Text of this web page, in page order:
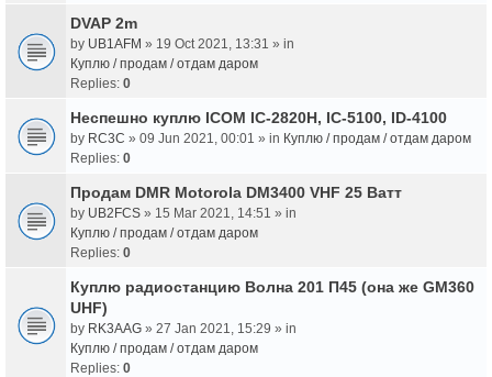
DVAP 2m
by UB1AFM » 19 Oct 2021, 13:31 » in
Куплю / продам / отдам даром
Replies: 0
Неспешно куплю ICOM IC-2820H, IC-5100, ID-4100
by RC3C » 09 Jun 2021, 00:01 » in Куплю / продам / отдам даром
Replies: 0
Продам DMR Motorola DM3400 VHF 25 Ватт
by UB2FCS » 15 Mar 2021, 14:51 » in
Куплю / продам / отдам даром
Replies: 0
Куплю радиостанцию Волна 201 П45 (она же GM360
UHF)
by RK3AAG » 27 Jan 2021, 15:29 » in
Куплю / продам / отдам даром
Replies: 0